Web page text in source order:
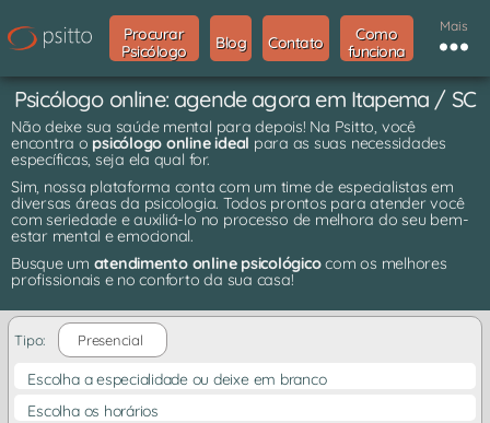
Procurar
Psicólogo
Blog Contato
Como
funciona
Mais
Psicólogo online: agende agora em Itapema / SC
Não deixe sua saúde mental para depois! Na Psitto, você
encontra o psicólogo online ideal para as suas necessidades
específicas, seja ela qual for.
Sim, nossa plataforma conta com um time de especialistas em
diversas áreas da psicologia. Todos prontos para atender você
com seriedade e auxiliá-lo no processo de melhora do seu bem-
estar mental e emocional.
Busque um atendimento online psicológicocom os melhores
profissionais e no conforto da sua casa!
Tipo: Presencial
Escolha a especialidade ou deixe em branco
Escolha os horários